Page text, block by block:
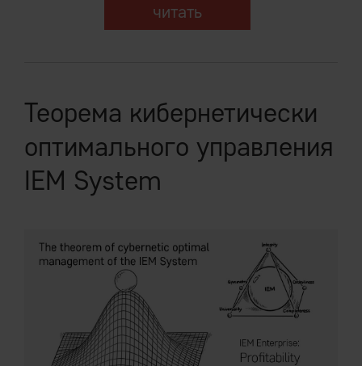
читать
Теорема кибернетически
оптимального управления
IEM System